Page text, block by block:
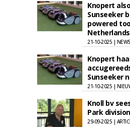
Knopert
Sunseeker
powered
Netherlands
21-10-2025 | NEWS
Knopert
Sunseeker
21-10-2025 |
Knoll bv
Park
29-09-2025 |